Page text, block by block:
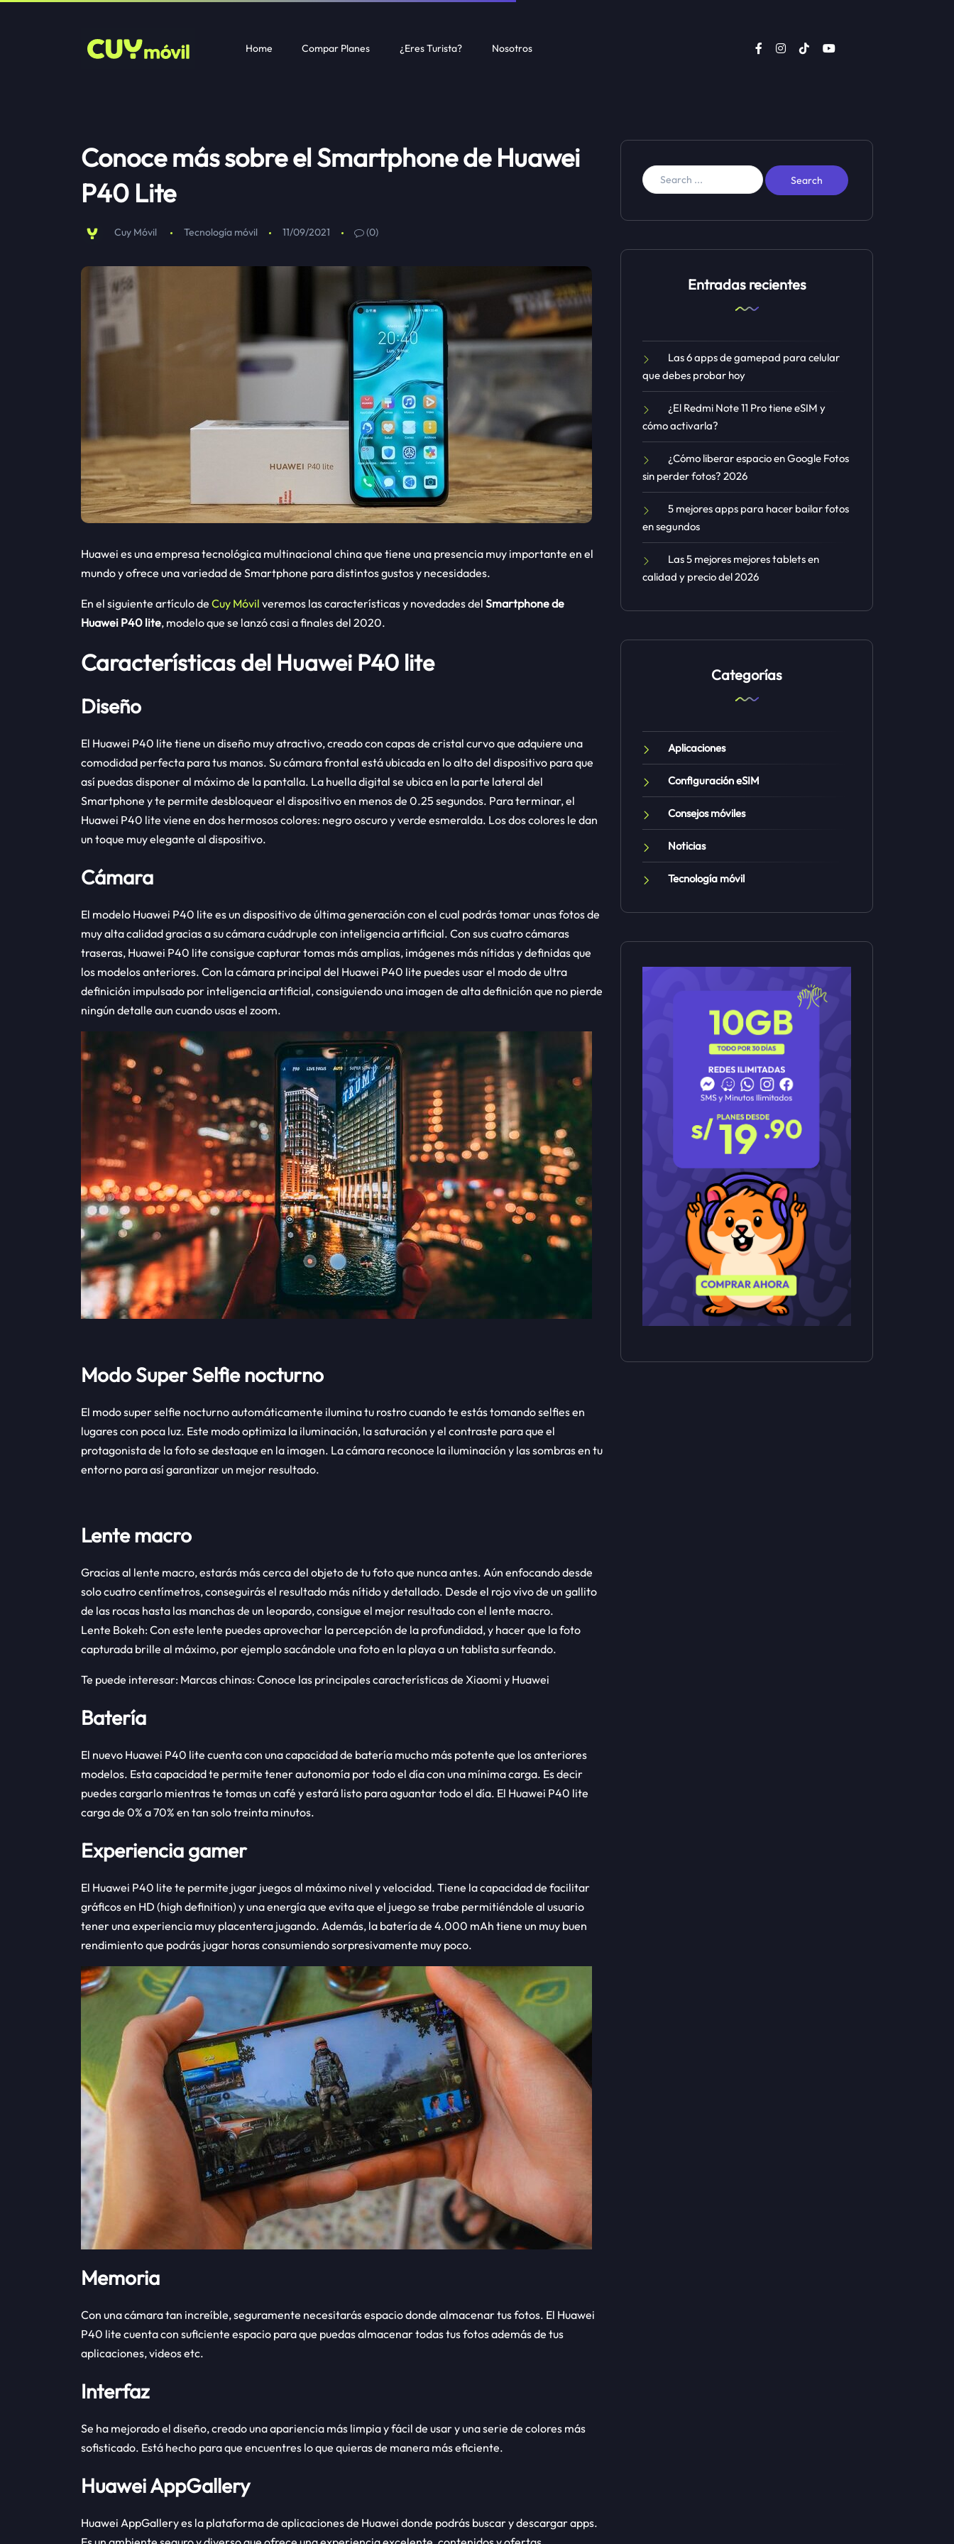
Home Compar Planes ¿Eres Turista? Nosotros
Conoce más sobre el Smartphone de Huawei
P40 Lite
Cuy Móvil Tecnología móvil 11/09/2021 (0)
Huawei es una empresa tecnológica multinacional china que tiene una presencia muy importante en el
mundo y ofrece una variedad de Smartphone para distintos gustos y necesidades.
En el siguiente artículo de Cuy Móvil veremos las características y novedades del Smartphone de
Huawei P40 lite, modelo que se lanzó casi a finales del 2020.
Características del Huawei P40 lite
Diseño
El Huawei P40 lite tiene un diseño muy atractivo, creado con capas de cristal curvo que adquiere una
comodidad perfecta para tus manos. Su cámara frontal está ubicada en lo alto del dispositivo para que
así puedas disponer al máximo de la pantalla. La huella digital se ubica en la parte lateral del
Smartphone y te permite desbloquear el dispositivo en menos de 0.25 segundos. Para terminar, el
Huawei P40 lite viene en dos hermosos colores: negro oscuro y verde esmeralda. Los dos colores le dan
un toque muy elegante al dispositivo.
Cámara
El modelo Huawei P40 lite es un dispositivo de última generación con el cual podrás tomar unas fotos de
muy alta calidad gracias a su cámara cuádruple con inteligencia artificial. Con sus cuatro cámaras
traseras, Huawei P40 lite consigue capturar tomas más amplias, imágenes más nítidas y definidas que
los modelos anteriores. Con la cámara principal del Huawei P40 lite puedes usar el modo de ultra
definición impulsado por inteligencia artificial, consiguiendo una imagen de alta definición que no pierde
ningún detalle aun cuando usas el zoom.
Modo Super Selfie nocturno
El modo super selfie nocturno automáticamente ilumina tu rostro cuando te estás tomando selfies en
lugares con poca luz. Este modo optimiza la iluminación, la saturación y el contraste para que el
protagonista de la foto se destaque en la imagen. La cámara reconoce la iluminación y las sombras en tu
entorno para así garantizar un mejor resultado.
Lente macro
Gracias al lente macro, estarás más cerca del objeto de tu foto que nunca antes. Aún enfocando desde
solo cuatro centímetros, conseguirás el resultado más nítido y detallado. Desde el rojo vivo de un gallito
de las rocas hasta las manchas de un leopardo, consigue el mejor resultado con el lente macro.
Lente Bokeh: Con este lente puedes aprovechar la percepción de la profundidad, y hacer que la foto
capturada brille al máximo, por ejemplo sacándole una foto en la playa a un tablista surfeando.
Te puede interesar: Marcas chinas: Conoce las principales características de Xiaomi y Huawei
Batería
El nuevo Huawei P40 lite cuenta con una capacidad de batería mucho más potente que los anteriores
modelos. Esta capacidad te permite tener autonomía por todo el día con una mínima carga. Es decir
puedes cargarlo mientras te tomas un café y estará listo para aguantar todo el día. El Huawei P40 lite
carga de 0% a 70% en tan solo treinta minutos.
Experiencia gamer
El Huawei P40 lite te permite jugar juegos al máximo nivel y velocidad. Tiene la capacidad de facilitar
gráficos en HD (high definition) y una energía que evita que el juego se trabe permitiéndole al usuario
tener una experiencia muy placentera jugando. Además, la batería de 4.000 mAh tiene un muy buen
rendimiento que podrás jugar horas consumiendo sorpresivamente muy poco.
Memoria
Con una cámara tan increíble, seguramente necesitarás espacio donde almacenar tus fotos. El Huawei
P40 lite cuenta con suficiente espacio para que puedas almacenar todas tus fotos además de tus
aplicaciones, videos etc.
Interfaz
Se ha mejorado el diseño, creado una apariencia más limpia y fácil de usar y una serie de colores más
sofisticado. Está hecho para que encuentres lo que quieras de manera más eficiente.
Huawei AppGallery
Huawei AppGallery es la plataforma de aplicaciones de Huawei donde podrás buscar y descargar apps.
Entradas recientes
Las 6 apps de gamepad para celular
que debes probar hoy
¿El Redmi Note 11 Pro tiene eSIM y
cómo activarla?
¿Cómo liberar espacio en Google Fotos
sin perder fotos? 2026
5 mejores apps para hacer bailar fotos
en segundos
Las 5 mejores mejores tablets en
calidad y precio del 2026
Categorías
Aplicaciones
Configuración eSIM
Consejos móviles
Noticias
Tecnología móvil